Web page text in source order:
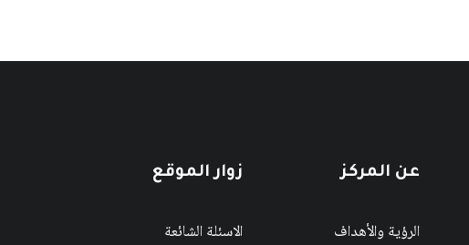
عن المركز
الرؤية والأهداف
زوار الموقع
الاسئلة الشائعة